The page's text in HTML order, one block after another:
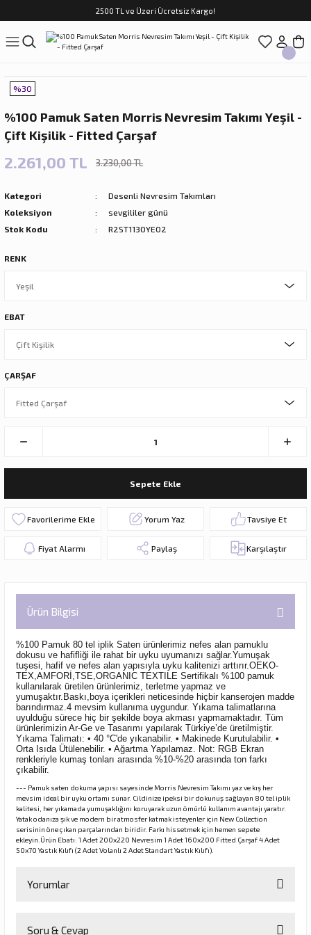
2500 TL ve Üzeri Ücretsiz Kargo!
Geri Dön
Takımları
Takımları
Geri Dön
Geri Dön
Geri Dön
Geri Dön
Geri Dön
Geri Dön
Hediyeler
%30
%100 Pamuk Saten Morris Nevresim Takımı Yeşil -
Çift Kişilik - Fitted Çarşaf
2.261,00 TL 3.230,00 TL
Kategori
Desenli Nevresim Takımları
Koleksiyon
sevgililer günü
Stok Kodu
R2ST1130YE02
RENK
EBAT
ÇARŞAF
Sepete Ekle
Yorum Yaz Tavsiye Et
Fiyat Alarmı Paylaş Karşılaştır
Ürün Bilgisi
%100 Pamuk 80 tel iplik Saten ürünlerimiz nefes alan pamuklu
dokusu ve hafifliği ile rahat bir uyku uyumanızı sağlar.Yumuşak
tuşesi, hafif ve nefes alan yapısıyla uyku kalitenizi arttırır.OEKO-
TEX,AMFORİ,TSE,ORGANIC TEXTILE Sertifikalı %100 pamuk
kullanılarak üretilen ürünlerimiz, terletme yapmaz ve
yumuşaktır.Baskı,boya içerikleri neticesinde hiçbir kanserojen madde
barındırmaz.4 mevsim kullanıma uygundur. Yıkama talimatlarına
uyulduğu sürece hiç bir şekilde boya akması yapmamaktadır. Tüm
ürünlerimizin Ar-Ge ve Tasarımı yapılarak Türkiye’de üretilmiştir.
Yıkama Talimatı: • 40 °C'de yıkanabilir. • Makinede Kurutulabilir. •
Orta Isıda Ütülenebilir. • Ağartma Yapılamaz. Not: RGB Ekran
renkleriyle kumaş tonları arasında %10-%20 arasında ton farkı
çıkabilir.
--- Pamuk saten dokuma yapısı sayesinde Morris Nevresim Takımı yaz ve kış her
mevsim ideal bir uyku ortamı sunar. Cildinize ipeksi bir dokunuş sağlayan 80 tel iplik
kalitesi, her yıkamada yumuşaklığını koruyarak uzun ömürlü kullanım avantajı yaratır.
Yatak odanıza şık ve modern bir atmosfer katmak isteyenler için New Collection
serisinin öne çıkan parçalarından biridir. Farkı hissetmek için hemen sepete
ekleyin.Ürün Ebatı: 1 Adet 200x220 Nevresim 1 Adet 160x200 Fitted Çarşaf 4 Adet
50x70 Yastık Kılıfı (2 Adet Volanlı 2 Adet Standart Yastık Kılıfı).
Yorumlar
Soru & Cevap